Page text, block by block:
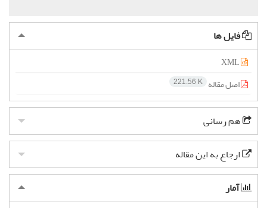
فایل ها
اصل مقاله
221.56 K
هم رسانی
ارجاع به این مقاله
آمار